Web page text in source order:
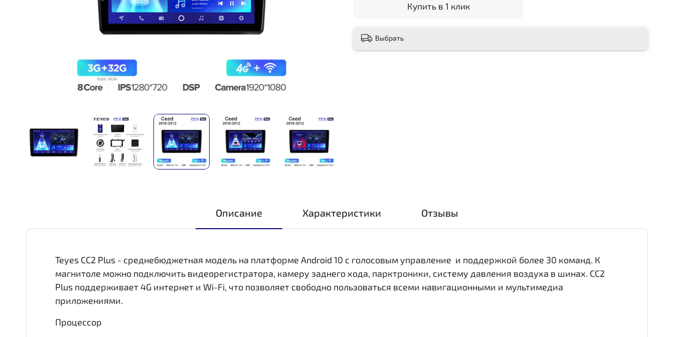
Купить в 1 клик
Выбрать
Описание Характеристики Отзывы
Teyes CC2 Plus - среднебюджетная модель на платформе Android 10 с голосовым управление и поддержкой более 30 команд. К
магнитоле можно подключить видеорегистратора, камеру заднего хода, парктроники, систему давления воздуха в шинах. CC2
Plus поддерживает 4G интернет и Wi-Fi, что позволяет свободно пользоваться всеми навигационными и мультимедиа
приложениями.
Процессор